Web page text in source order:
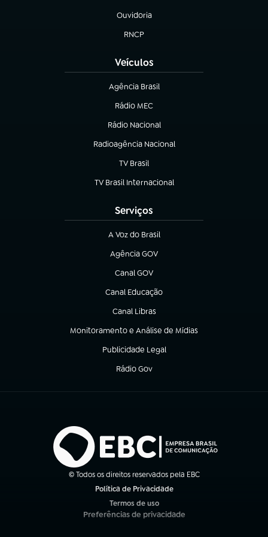
Ouvidoria
(abre em nova aba)
RNCP
(abre em nova aba)
Veículos
Agência Brasil
(abre em nova aba)
Rádio MEC
(abre em nova aba)
Rádio Nacional
Radioagência Nacional
(abre em nova aba)
TV Brasil
(abre em nova aba)
TV Brasil Internacional
(abre em nova aba)
Serviços
A Voz do Brasil
(abre em nova aba)
Agência GOV
(abre em nova aba)
Canal GOV
(abre em nova aba)
Canal Educação
(abre em nova aba)
Canal Libras
(abre em nova aba)
Monitoramento e Análise de Mídias
(abre em nova aba)
Publicidade Legal
(abre em nova aba)
Rádio Gov
(abre em nova aba)
© Todos os direitos reservados pela EBC
Política de Privacidade
Termos de uso
(abre em nova aba)
Preferências de privacidade